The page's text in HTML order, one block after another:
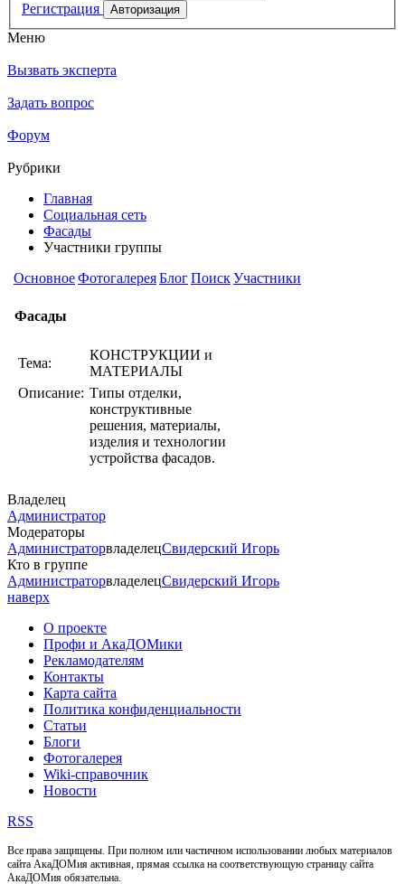
Регистрация
Меню
Вызвать эксперта
Задать вопрос
Форум
Рубрики
Главная
Социальная сеть
Фасады
Участники группы
ОсновноеФотогалереяБлогПоискУчастники
Фасады
Тема:
КОНСТРУКЦИИ и
МАТЕРИАЛЫ
Описание: Типы отделки,
конструктивные
решения, материалы,
изделия и технологии
устройства фасадов.
Владелец
Администратор
Модераторы
АдминистраторвладелецСвидерский Игорь
Кто в группе
АдминистраторвладелецСвидерский Игорь
наверх
О проекте
Профи и АкаДОМики
Рекламодателям
Контакты
Карта сайта
Политика конфиденциальности
Статьи
Блоги
Фотогалерея
Wiki-справочник
Новости
RSS
Все права защищены. При полном или частичном использовании любых материалов
сайта АкаДОМия активная, прямая ссылка на соответствующую страницу сайта
АкаДОМия обязательна.